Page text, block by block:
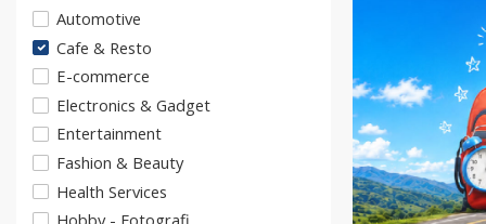
Automotive
Cafe & Resto
E-commerce
Electronics & Gadget
Entertainment
Fashion & Beauty
Health Services